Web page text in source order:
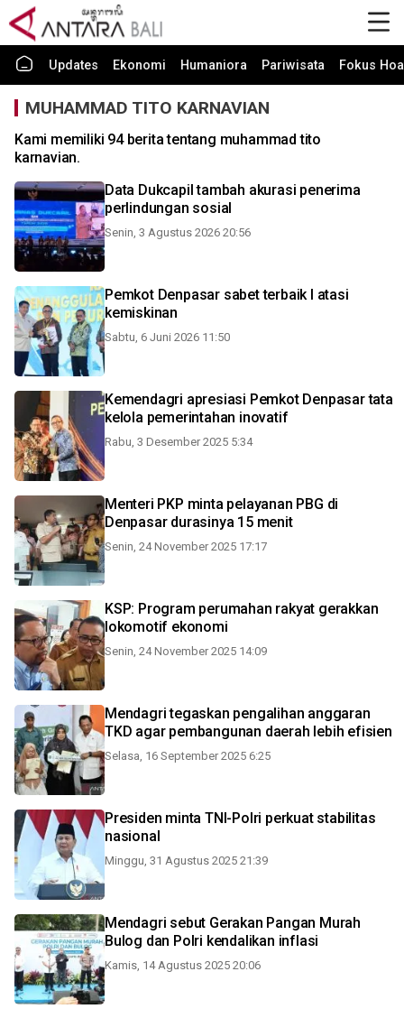
Updates Ekonomi Humaniora Pariwisata Fokus
MUHAMMAD TITO KARNAVIAN
Kami memiliki 94 berita tentang muhammad tito
karnavian.
Data Dukcapil tambah akurasi penerima
perlindungan sosial
Senin, 3 Agustus 2026 20:56
Pemkot Denpasar sabet terbaik I atasi
kemiskinan
Sabtu, 6 Juni 2026 11:50
Kemendagri apresiasi Pemkot Denpasar tata
kelola pemerintahan inovatif
Rabu, 3 Desember 2025 5:34
Menteri PKP minta pelayanan PBG di
Denpasar durasinya 15 menit
Senin, 24 November 2025 17:17
KSP: Program perumahan rakyat gerakkan
lokomotif ekonomi
Senin, 24 November 2025 14:09
Mendagri tegaskan pengalihan anggaran
TKD agar pembangunan daerah lebih efisien
Selasa, 16 September 2025 6:25
Presiden minta TNI-Polri perkuat stabilitas
nasional
Minggu, 31 Agustus 2025 21:39
Mendagri sebut Gerakan Pangan Murah
Bulog dan Polri kendalikan inflasi
Kamis, 14 Agustus 2025 20:06